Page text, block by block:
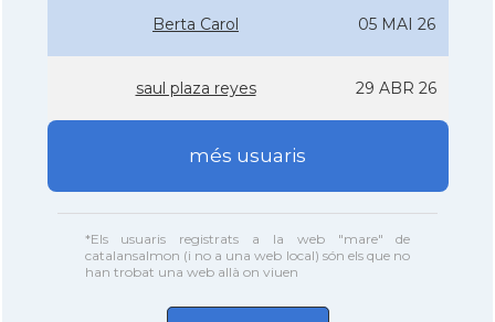
Berta Carol 05 MAI 26
saul plaza reyes 29 ABR 26
més usuaris
*Els usuaris registrats a la web "mare" de
catalansalmon (i no a una web local) són els que no
han trobat una web allà on viuen